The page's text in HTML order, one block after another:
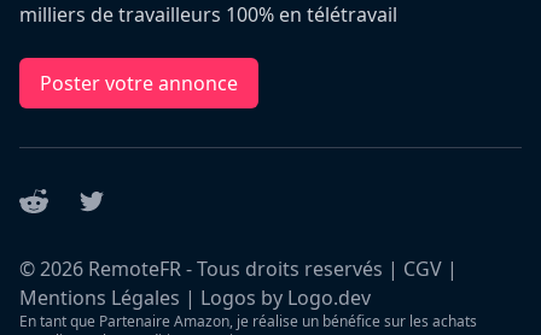
milliers de travailleurs 100% en télétravail
Poster votre annonce
Reddit Twitter
©2026 RemoteFR - Tous droits reservés | CGV |
Mentions Légales | Logos by Logo.dev
En tant que Partenaire Amazon, je réalise un bénéfice sur les achats